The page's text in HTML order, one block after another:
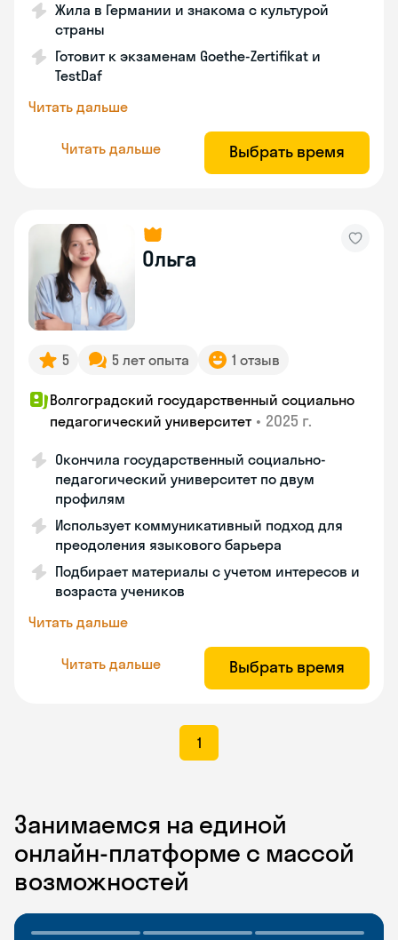
Жила в Германии и знакома с культурой
страны
Готовит к экзаменам Goethe-Zertifikat и
TestDaf
Читать дальше
Читать дальше Выбрать время
Ольга
5 5 лет опыта 1 отзыв
Волгоградский государственный социально
педагогический университет • 2025 г.
Окончила государственный социально-
педагогический университет по двум
профилям
Использует коммуникативный подход для
преодоления языкового барьера
Подбирает материалы с учетом интересов и
возраста учеников
Читать дальше
Читать дальше Выбрать время
1
Занимаемся на единой
онлайн-платформе с массой
возможностей